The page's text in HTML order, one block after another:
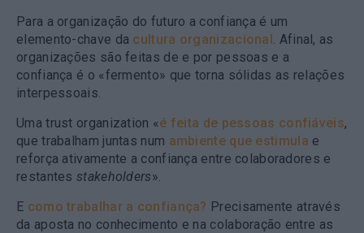
Para a organização do futuro a confiança é um
elemento-chave da cultura organizacional . Afinal, as
organizações são feitas de e por pessoas e a
confiança é o «fermento» que torna sólidas as relações
interpessoais.
Uma trust organization «é feita de pessoas confiáveis,
que trabalham juntas num ambiente que estimula e
reforça ativamente a confiança entre colaboradores e
restantes stakeholders».
E como trabalhar a confiança? Precisamente através
da aposta no conhecimento e na colaboração entre as